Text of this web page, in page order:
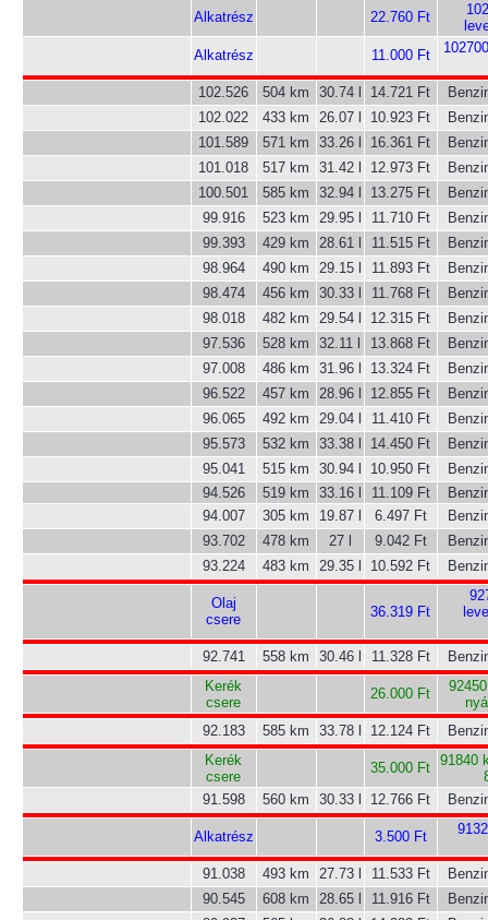
Alkatrész 22.760 Ft
Alkatrész
11.000 Ft
102.526 504 km 30.74 l 14.721 Ft
102.022
433 km 26.07 l 10.923 Ft
101.589
571 km 33.26 l 16.361 Ft
101.018
517 km 31.42 l 12.973 Ft
100.501
585 km 32.94 l 13.275 Ft
99.916
523 km 29.95 l 11.710 Ft
99.393
429 km 28.61 l 11.515 Ft
98.964
490 km 29.15 l 11.893 Ft
98.474
456 km 30.33 l 11.768 Ft
98.018
482 km 29.54 l 12.315 Ft
97.536
528 km 32.11 l 13.868 Ft
97.008
486 km 31.96 l 13.324 Ft
96.522
457 km 28.96 l 12.855 Ft
96.065
492 km 29.04 l 11.410 Ft
95.573
532 km 33.38 l 14.450 Ft
95.041
515 km 30.94 l 10.950 Ft
94.526
519 km 33.16 l 11.109 Ft
94.007
305 km 19.87 l 6.497 Ft
93.702
478 km 27 l 9.042 Ft
93.224
483 km 29.35 l 10.592 Ft
Olaj
csere
36.319 Ft
92.741 558 km 30.46 l 11.328 Ft
Kerék
csere
26.000 Ft
92.183
585 km 33.78 l 12.124 Ft
Kerék
csere
35.000 Ft 91840
91.598
560 km 30.33 l 12.766 Ft
Alkatrész 3.500 Ft
91.038 493 km 27.73 l 11.533 Ft
90.545
608 km 28.65 l 11.916 Ft